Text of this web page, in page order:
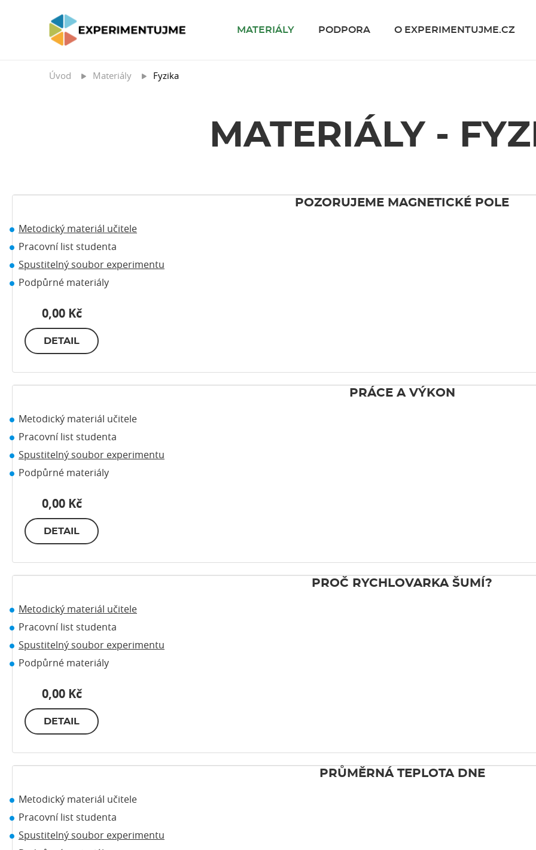
MATERIÁLY PODPORA O EXPERIMENTUJME.CZ
Úvod Materiály Fyzika
MATERIÁLY -
POZORUJEME MAGNETICKÉ POLE
Metodický materiál učitele
Pracovní list studenta
Spustitelný soubor experimentu
Podpůrné materiály
0,00 Kč
DETAIL
PRÁCE A VÝKON
Metodický materiál učitele
Pracovní list studenta
Spustitelný soubor experimentu
Podpůrné materiály
0,00 Kč
DETAIL
PROČ RYCHLOVARKA ŠUMÍ?
Metodický materiál učitele
Pracovní list studenta
Spustitelný soubor experimentu
Podpůrné materiály
0,00 Kč
DETAIL
PRŮMĚRNÁ TEPLOTA DNE
Metodický materiál učitele
Pracovní list studenta
Spustitelný soubor experimentu